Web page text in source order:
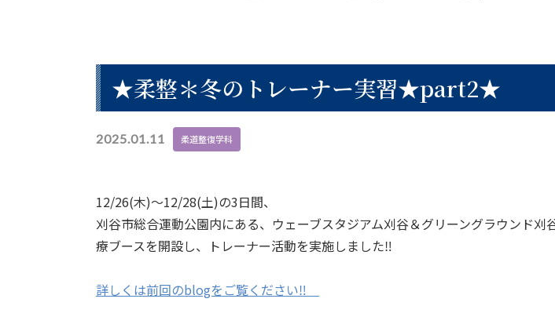
★柔整＊冬のトレーナー実習★part2★
2025.01.11 柔道整復学科
12/26(木)～12/28(土)の3日間、
刈谷市総合運動公園内にある、ウェーブスタジアム刈谷＆グリーングラウンド刈
療ブースを開設し、トレーナー活動を実施しました‼
詳しくは前回のblogをご覧ください‼